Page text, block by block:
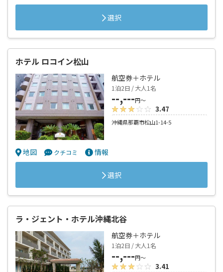
選択
ホテル ロコイン松山
航空券＋ホテル
1泊2日 / 大人1名
--,---円～
3.47
沖縄県那覇市松山1-14-5
地図 クチコミ 情報
選択
ラ・ジェント・ホテル沖縄北谷
航空券＋ホテル
1泊2日 / 大人1名
--,---円～
3.41